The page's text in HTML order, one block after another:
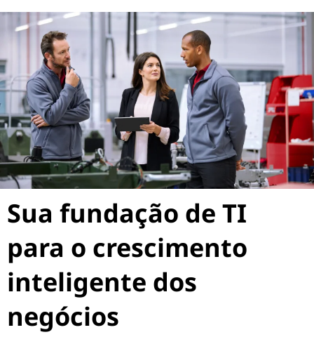
Entre em contato conosco
Sua fundação de TI
para o crescimento
inteligente dos
negócios